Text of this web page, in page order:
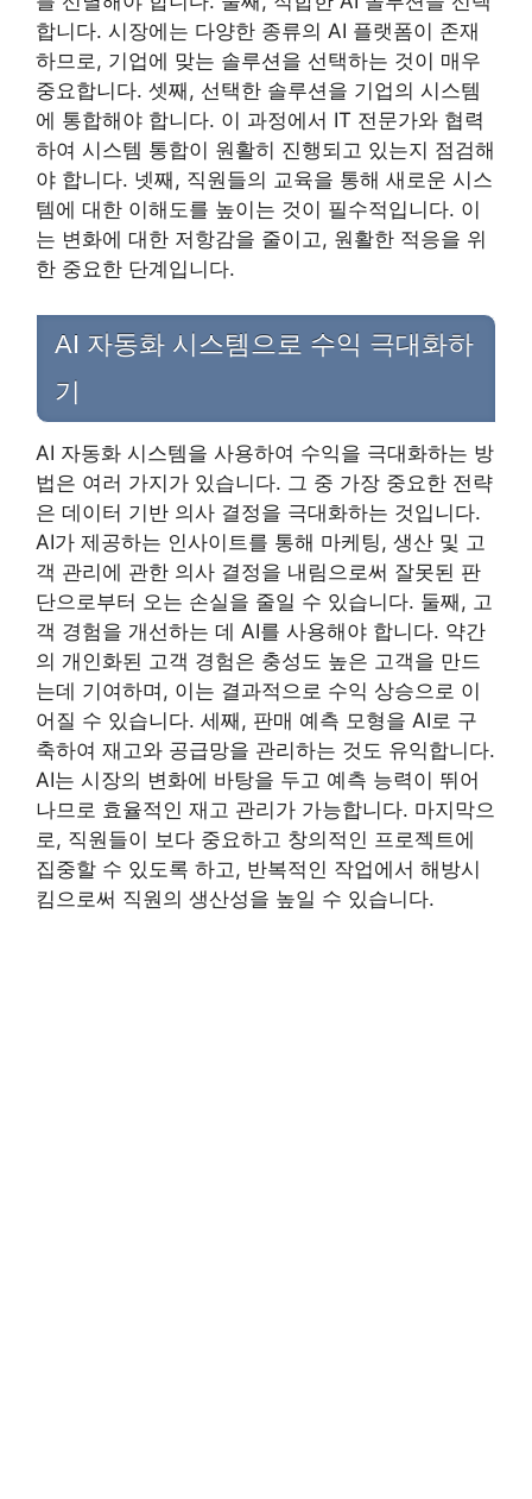
합니다. 시장에는 다양한 종류의 AI 플랫폼이 존재
하므로, 기업에 맞는 솔루션을 선택하는 것이 매우
중요합니다. 셋째, 선택한 솔루션을 기업의 시스템
에 통합해야 합니다. 이 과정에서 IT 전문가와 협력
하여 시스템 통합이 원활히 진행되고 있는지 점검해
야 합니다. 넷째, 직원들의 교육을 통해 새로운 시스
템에 대한 이해도를 높이는 것이 필수적입니다. 이
는 변화에 대한 저항감을 줄이고, 원활한 적응을 위
한 중요한 단계입니다.
AI 자동화 시스템으로 수익 극대화하
기
AI 자동화 시스템을 사용하여 수익을 극대화하는 방
법은 여러 가지가 있습니다. 그 중 가장 중요한 전략
은 데이터 기반 의사 결정을 극대화하는 것입니다.
AI가 제공하는 인사이트를 통해 마케팅, 생산 및 고
객 관리에 관한 의사 결정을 내림으로써 잘못된 판
단으로부터 오는 손실을 줄일 수 있습니다. 둘째, 고
객 경험을 개선하는 데 AI를 사용해야 합니다. 약간
의 개인화된 고객 경험은 충성도 높은 고객을 만드
는데 기여하며, 이는 결과적으로 수익 상승으로 이
어질 수 있습니다. 세째, 판매 예측 모형을 AI로 구
축하여 재고와 공급망을 관리하는 것도 유익합니다.
AI는 시장의 변화에 바탕을 두고 예측 능력이 뛰어
나므로 효율적인 재고 관리가 가능합니다. 마지막으
로, 직원들이 보다 중요하고 창의적인 프로젝트에
집중할 수 있도록 하고, 반복적인 작업에서 해방시
킴으로써 직원의 생산성을 높일 수 있습니다.